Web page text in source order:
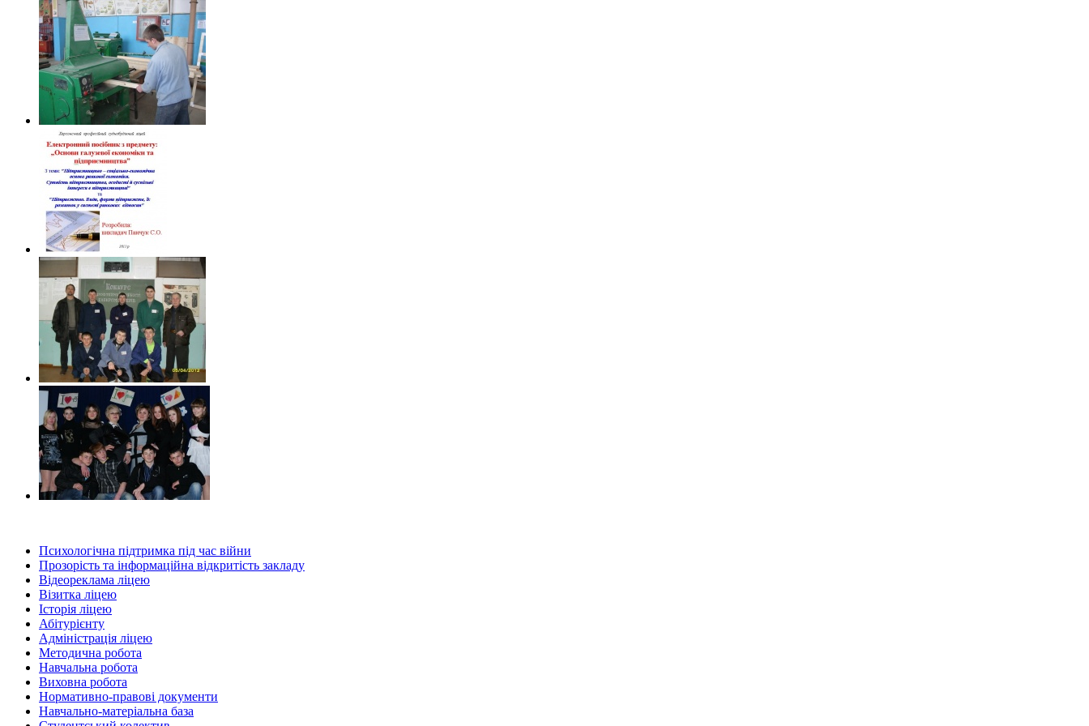
Психологічна підтримка під час війни
Прозорість та інформаційна відкритість закладу
Відеореклама ліцею
Візитка ліцею
Історія ліцею
Абітурієнту
Адміністрація ліцею
Методична робота
Навчальна робота
Виховна робота
Нормативно-правові документи
Навчально-матеріальна база